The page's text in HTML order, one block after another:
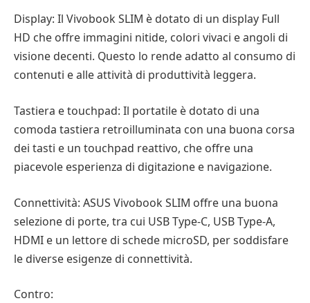
Display: Il Vivobook SLIM è dotato di un display Full
HD che offre immagini nitide, colori vivaci e angoli di
visione decenti. Questo lo rende adatto al consumo di
contenuti e alle attività di produttività leggera.
Tastiera e touchpad: Il portatile è dotato di una
comoda tastiera retroilluminata con una buona corsa
dei tasti e un touchpad reattivo, che offre una
piacevole esperienza di digitazione e navigazione.
Connettività: ASUS Vivobook SLIM offre una buona
selezione di porte, tra cui USB Type-C, USB Type-A,
HDMI e un lettore di schede microSD, per soddisfare
le diverse esigenze di connettività.
Contro: